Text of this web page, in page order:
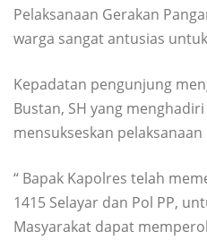
Pelaksanaan Gerakan
warga sangat antusias
Kepadatan pengunjung
Bustan, SH yang
mensukseskan
“ Bapak Kapolres telah
1415 Selayar dan Pol PP,
Masyarakat dapat